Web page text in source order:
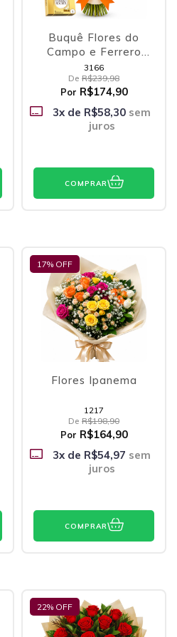
Buquê Flores do
Campo e Ferrero
Rocher
3166
De R$239,98
Por R$174,90
3x de R$58,30 sem
juros
COMPRAR
17% OFF
Flores Ipanema
1217
De R$198,90
Por R$164,90
3x de R$54,97 sem
juros
COMPRAR
22% OFF